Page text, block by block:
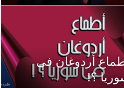
أردوغان فى
؟!